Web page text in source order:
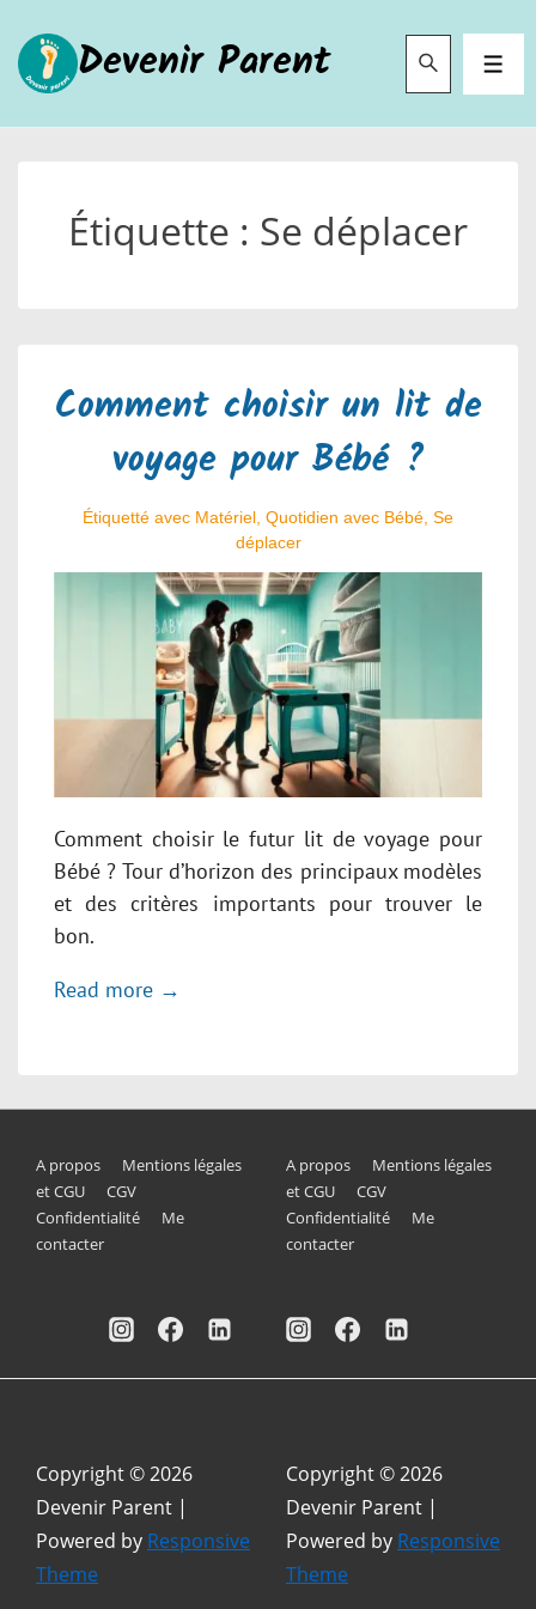
passer
au
Devenir Parent
Étiquette : Se déplacer
Comment choisir un lit de
voyage pour Bébé ?
Étiquetté avec Matériel Quotidien avec Bébé Se
déplacer
Comment choisir le futur lit de voyage pour
Bébé ? Tour d’horizon des principaux modèles
et des critères importants pour trouver le
bon.
Read more →
Menu
du
page
A propos
Mentions légales
et CGU
CGV
Confidentialité
Me
contacter
Menu
du
de
page
A propos
Mentions légales
et CGU
CGV
Confidentialité
Me
contacter
Copyright © 2026
Devenir Parent |
Powered by Responsive
Theme
Copyright © 2026
Devenir Parent |
Powered by Responsive
Theme